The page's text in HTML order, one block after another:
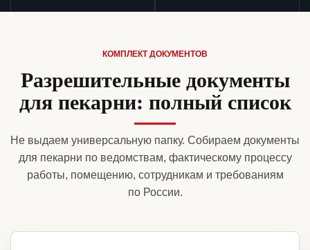
КОМПЛЕКТ ДОКУМЕНТОВ
Разрешительные документы
для пекарни: полный список
Не выдаем универсальную папку. Собираем документы
для пекарни по ведомствам, фактическому процессу
работы, помещению, сотрудникам и требованиям
по России.